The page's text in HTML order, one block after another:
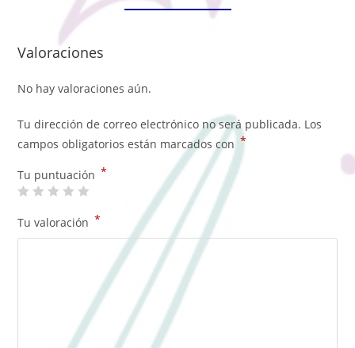
Valoraciones
No hay valoraciones aún.
Tu dirección de correo electrónico no será publicada. Los
campos obligatorios están marcados con *
Tu puntuación *
Tu valoración *